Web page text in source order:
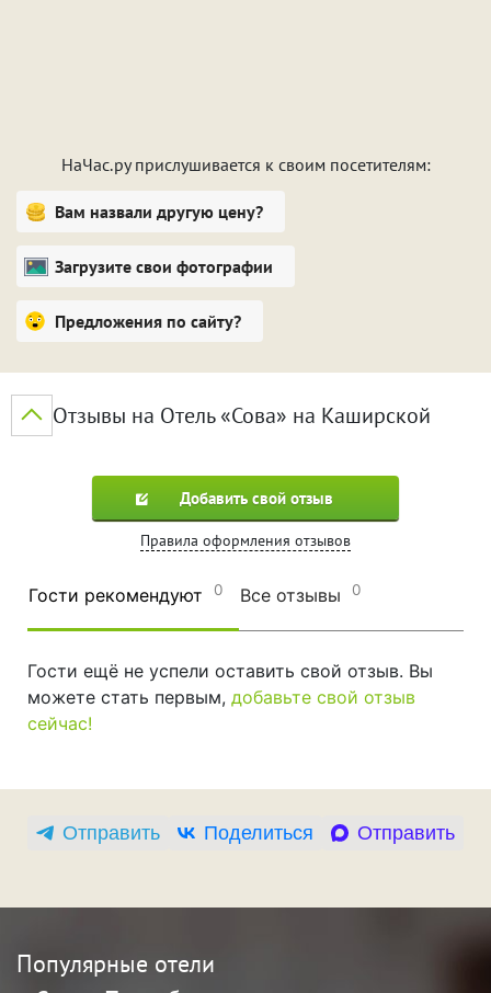
НаЧас.ру прислушивается к своим посетителям:
Вам назвали другую цену?
Загрузите свои фотографии
Предложения по сайту?
Отзывы на Отель «Сова» на Каширской
Добавить свой отзыв
Правила оформления отзывов
Гости рекомендуют 0 Все отзывы 0
Гости ещё не успели оставить свой отзыв. Вы
можете стать первым, добавьте свой отзыв
сейчас!
Отправить Поделиться Отправить
Популярные отели